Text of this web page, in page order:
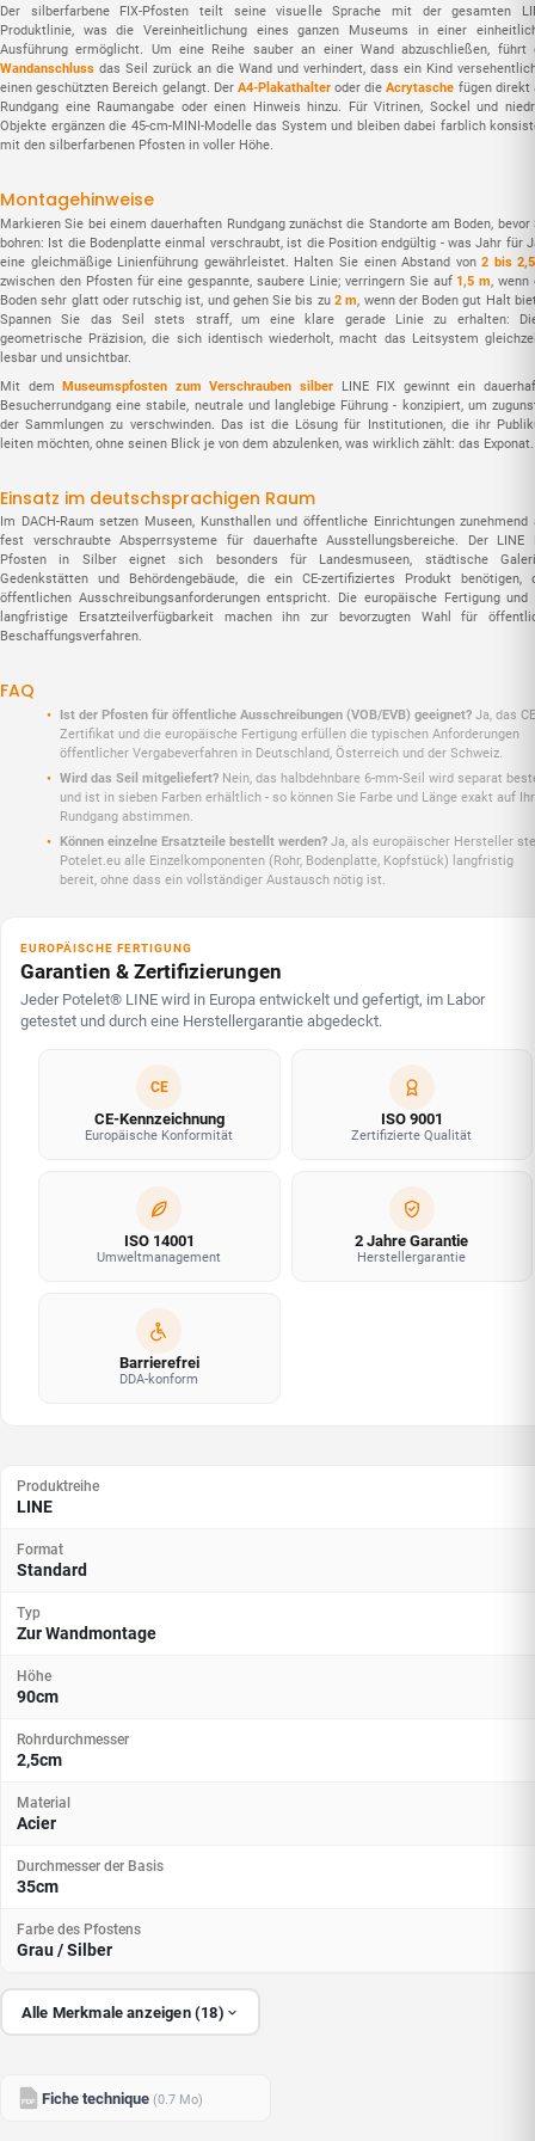
Der silberfarbene FIX-Pfosten teilt seine visuelle Sprache mit der gesamten
Produktlinie, was die Vereinheitlichung eines ganzen Museums in einer
Ausführung ermöglicht. Um eine Reihe sauber an einer Wand abzuschließen, führt
Wandanschluss das Seil zurück an die Wand und verhindert, dass ein Kind
einen geschützten Bereich gelangt. Der A4-Plakathalteroder dieAcrytasche fügen direkt
Rundgang eine Raumangabe oder einen Hinweis hinzu. Für Vitrinen, Sockel und
Objekte ergänzen die 45-cm-MINI-Modelle das System und bleiben dabei farblich
mit den silberfarbenen Pfosten in voller Höhe.
Montagehinweise
Markieren Sie bei einem dauerhaften Rundgang zunächst die Standorte am Boden, bevor
bohren: Ist die Bodenplatte einmal verschraubt, ist die Position endgültig - was Jahr für
eine gleichmäßige Linienführung gewährleistet. Halten Sie einen Abstand von2 bis
zwischen den Pfosten für eine gespannte, saubere Linie; verringern Sie auf1,5 m, wenn
Boden sehr glatt oder rutschig ist, und gehen Sie bis zu2 m, wenn der Boden gut Halt
Spannen Sie das Seil stets straff, um eine klare gerade Linie zu erhalten:
geometrische Präzision, die sich identisch wiederholt, macht das Leitsystem
lesbar und unsichtbar.
Mit demMuseumspfosten zum Verschrauben silber LINE FIX gewinnt ein
Besucherrundgang eine stabile, neutrale und langlebige Führung - konzipiert, um
der Sammlungen zu verschwinden. Das ist die Lösung für Institutionen, die ihr
leiten möchten, ohne seinen Blick je von dem abzulenken, was wirklich zählt: das Exponat.
Einsatz im deutschsprachigen Raum
Im DACH-Raum setzen Museen, Kunsthallen und öffentliche Einrichtungen zunehmend
fest verschraubte Absperrsysteme für dauerhafte Ausstellungsbereiche. Der LINE
Pfosten in Silber eignet sich besonders für Landesmuseen, städtische
Gedenkstätten und Behördengebäude, die ein CE-zertifiziertes Produkt benötigen,
öffentlichen Ausschreibungsanforderungen entspricht. Die europäische Fertigung und
langfristige Ersatzteilverfügbarkeit machen ihn zur bevorzugten Wahl für
Beschaffungsverfahren.
FAQ
Ist der Pfosten für öffentliche Ausschreibungen (VOB/EVB) geeignet? Ja, das
Zertifikat und die europäische Fertigung erfüllen die typischen Anforderungen
öffentlicher Vergabeverfahren in Deutschland, Österreich und der Schweiz.
Wird das Seil mitgeliefert? Nein, das halbdehnbare 6-mm-Seil wird separat
und ist in sieben Farben erhältlich - so können Sie Farbe und Länge exakt auf
Rundgang abstimmen.
Können einzelne Ersatzteile bestellt werden? Ja, als europäischer Hersteller
Potelet.eu alle Einzelkomponenten (Rohr, Bodenplatte, Kopfstück) langfristig
bereit, ohne dass ein vollständiger Austausch nötig ist.
EUROPÄISCHE FERTIGUNG
Garantien & Zertifizierungen
Jeder Potelet® LINE wird in Europa entwickelt und gefertigt, im Labor
getestet und durch eine Herstellergarantie abgedeckt.
CE
CE-Kennzeichnung
Europäische Konformität
ISO 9001
Zertifizierte Qualität
ISO 14001
Umweltmanagement
2 Jahre Garantie
Herstellergarantie
Barrierefrei
DDA-konform
Produktreihe
LINE
Format
Standard
Typ
Zur Wandmontage
Höhe
90cm
Rohrdurchmesser
2,5cm
Material
Acier
Durchmesser der Basis
35cm
Farbe des Pfostens
Grau / Silber
Alle Merkmale anzeigen (18)
PDF Fiche technique (0.7 Mo)